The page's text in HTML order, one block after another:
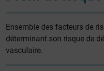
Ensemble des facteurs de
déterminant son risque de
vasculaire.